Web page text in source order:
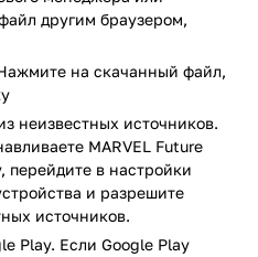
другие не менее
приложения является то,
герои представлены здесь в
действия которых могут
света.
из 8 больших миссий,
другим браузером,
на скачанный файл,
неизвестных источников.
MARVEL Future
перейдите в настройки
и разрешите
источников.
Play. Если Google Play